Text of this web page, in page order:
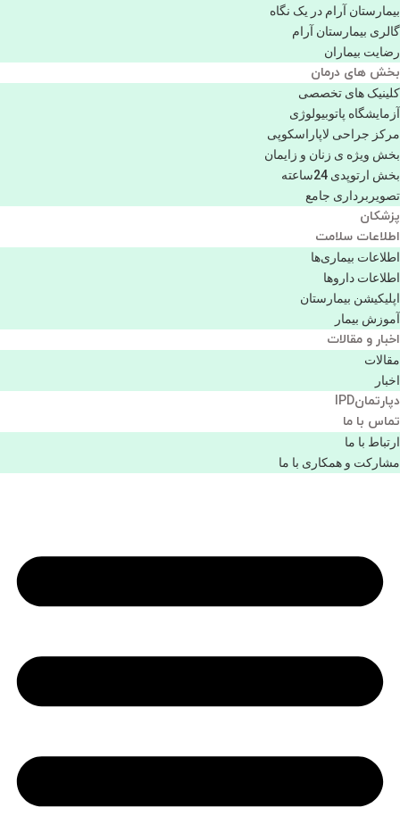
بیمارستان آرام در یک نگاه
گالری بیمارستان آرام
رضایت بیماران
بخش های درمان
کلینیک های تخصصی
آزمایشگاه پاتوبیولوژی
مرکز جراحی لاپاراسکوپی
بخش ویژه ی زنان و زایمان
بخش ارتوپدی 24ساعته
تصویربرداری جامع
پزشكان
اطلاعات سلامت
اطلاعات بیماری‌ها
اطلاعات دارو‌ها
اپليكيشن بيمارستان
آموزش بیمار
اخبار و مقالات
مقالات
اخبار
دپارتمانIPD
تماس با ما
ارتباط با ما
مشاركت و همكاری با ما